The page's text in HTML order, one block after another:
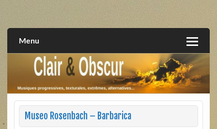
extrêmes, alternatives, texturales
Menu
Museo Rosenbach – Barbarica